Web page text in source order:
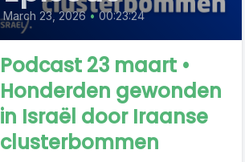
March 23, 2026 • 00:23:24
Podcast 23 maart •
Honderden gewonden
in Israël door Iraanse
clusterbommen